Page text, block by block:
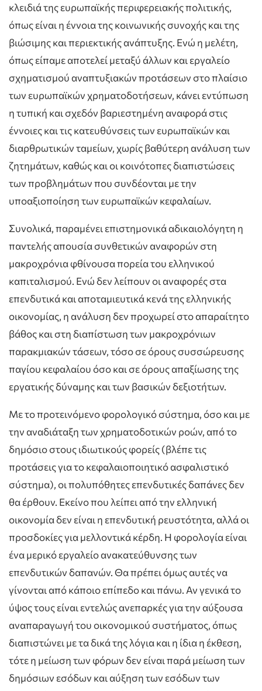
κλειδιά της ευρωπαϊκής περιφερειακής πολιτικής,
όπως είναι η έννοια της κοινωνικής συνοχής και της
βιώσιμης και περιεκτικής ανάπτυξης. Ενώ η μελέτη,
όπως είπαμε αποτελεί μεταξύ άλλων και εργαλείο
σχηματισμού αναπτυξιακών προτάσεων στο πλαίσιο
των ευρωπαϊκών χρηματοδοτήσεων, κάνει εντύπωση
η τυπική και σχεδόν βαριεστημένη αναφορά στις
έννοιες και τις κατευθύνσεις των ευρωπαϊκών και
διαρθρωτικών ταμείων, χωρίς βαθύτερη ανάλυση των
ζητημάτων, καθώς και οι κοινότοπες διαπιστώσεις
των προβλημάτων που συνδέονται με την
υποαξιοποίηση των ευρωπαϊκών κεφαλαίων.
Συνολικά, παραμένει επιστημονικά αδικαιολόγητη η
παντελής απουσία συνθετικών αναφορών στη
μακροχρόνια φθίνουσα πορεία του ελληνικού
καπιταλισμού. Ενώ δεν λείπουν οι αναφορές στα
επενδυτικά και αποταμιευτικά κενά της ελληνικής
οικονομίας, η ανάλυση δεν προχωρεί στο απαραίτητο
βάθος και στη διαπίστωση των μακροχρόνιων
παρακμιακών τάσεων, τόσο σε όρους συσσώρευσης
παγίου κεφαλαίου όσο και σε όρους απαξίωσης της
εργατικής δύναμης και των βασικών δεξιοτήτων.
Με το προτεινόμενο φορολογικό σύστημα, όσο και με
την αναδιάταξη των χρηματοδοτικών ροών, από το
δημόσιο στους ιδιωτικούς φορείς (βλέπε τις
προτάσεις για το κεφαλαιοποιητικό ασφαλιστικό
σύστημα), οι πολυπόθητες επενδυτικές δαπάνες δεν
θα έρθουν. Εκείνο που λείπει από την ελληνική
οικονομία δεν είναι η επενδυτική ρευστότητα, αλλά οι
προσδοκίες για μελλοντικά κέρδη. Η φορολογία είναι
ένα μερικό εργαλείο ανακατεύθυνσης των
επενδυτικών δαπανών. Θα πρέπει όμως αυτές να
γίνονται από κάποιο επίπεδο και πάνω. Αν γενικά το
ύψος τους είναι εντελώς ανεπαρκές για την αύξουσα
αναπαραγωγή του οικονομικού συστήματος, όπως
διαπιστώνει με τα δικά της λόγια και η ίδια η έκθεση,
τότε η μείωση των φόρων δεν είναι παρά μείωση των
δημόσιων εσόδων και αύξηση των εσόδων των